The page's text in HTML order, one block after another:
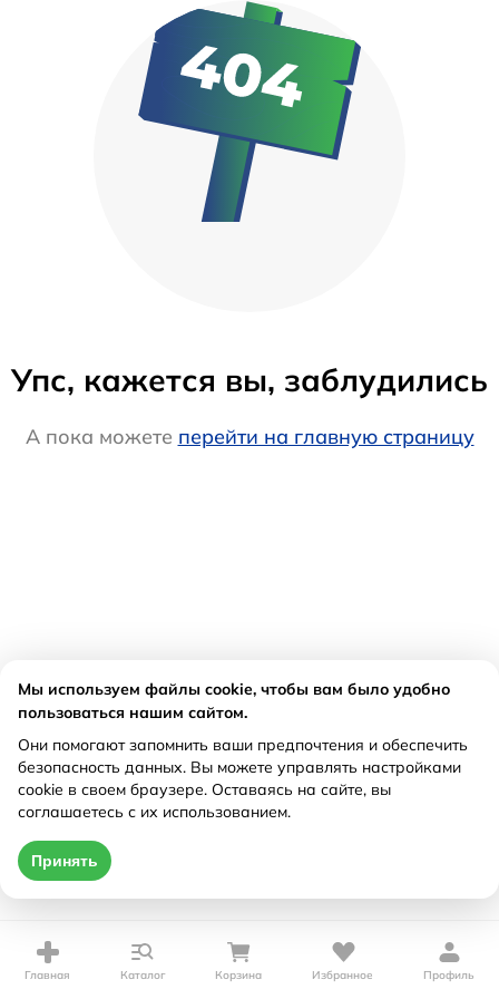
Упс, кажется вы, заблудились
А пока можете перейти на главную страницу
Главная Каталог Корзина Избранное Профиль
Мы используем файлы cookie, чтобы вам было удобно
пользоваться нашим сайтом.
Они помогают запомнить ваши предпочтения и обеспечить
безопасность данных. Вы можете управлять настройками
cookie в своем браузере. Оставаясь на сайте, вы
соглашаетесь с их использованием.
Принять